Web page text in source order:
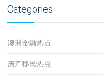
Categories
澳洲金融热点
房产移民热点